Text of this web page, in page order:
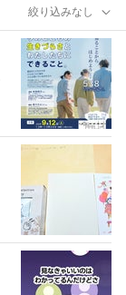
絞り込みなし